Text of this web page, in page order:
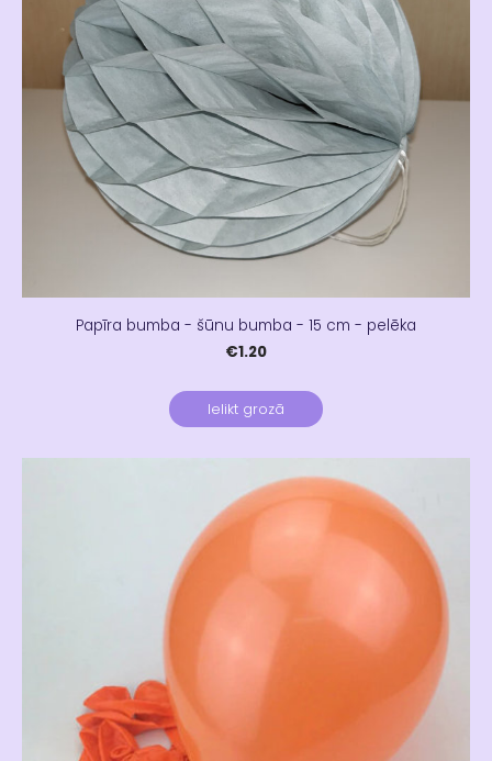
Papīra bumba - šūnu bumba - 15 cm - pelēka
€1.20
Ielikt grozā